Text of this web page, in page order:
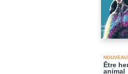
Être
animal